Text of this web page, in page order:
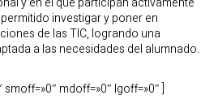
investigar y poner en
de las TIC, logrando una
a las necesidades del alumnado.
mdoff=»0″ lgoff=»0″ ]